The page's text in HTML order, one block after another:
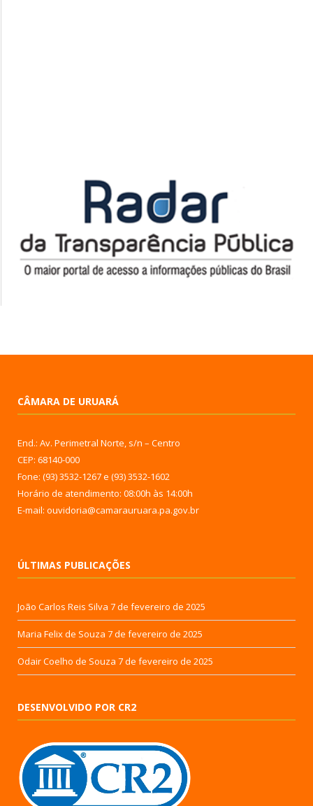
CÂMARA DE URUARÁ
End.: Av. Perimetral Norte, s/n – Centro
CEP: 68140-000
Fone: (93) 3532-1267 e (93) 3532-1602
Horário de atendimento: 08:00h às 14:00h
E-mail: ouvidoria@camarauruara.pa.gov.br
ÚLTIMAS PUBLICAÇÕES
João Carlos Reis Silva 7 de fevereiro de 2025
Maria Felix de Souza 7 de fevereiro de 2025
Odair Coelho de Souza 7 de fevereiro de 2025
DESENVOLVIDO POR CR2